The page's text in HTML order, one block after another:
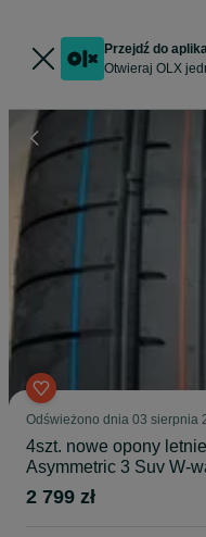
Przejdź do
Otwieraj OLX
Odświeżono dnia 03 sierpnia
4szt. nowe opony
Asymmetric 3 Suv W-
2 799 zł